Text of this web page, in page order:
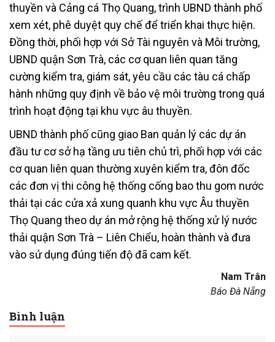
thuyền và Cảng cá Thọ Quang, trình UBND thành phố
xem xét, phê duyệt quy chế để triển khai thực hiện.
Đồng thời, phối hợp với Sở Tài nguyên và Môi trường,
UBND quận Sơn Trà, các cơ quan liên quan tăng
cường kiểm tra, giám sát, yêu cầu các tàu cá chấp
hành những quy định về bảo vệ môi trường trong quá
trình hoạt động tại khu vực âu thuyền.
UBND thành phố cũng giao Ban quản lý các dự án
đầu tư cơ sở hạ tầng ưu tiên chủ trì, phối hợp với các
cơ quan liên quan thường xuyên kiểm tra, đôn đốc
các đơn vị thi công hệ thống cống bao thu gom nước
thải tại các cửa xả xung quanh khu vực Âu thuyền
Thọ Quang theo dự án mở rộng hệ thống xử lý nước
thải quận Sơn Trà – Liên Chiểu, hoàn thành và đưa
vào sử dụng đúng tiến độ đã cam kết.
Nam Trân
Báo Đà Nẵng
Bình luận